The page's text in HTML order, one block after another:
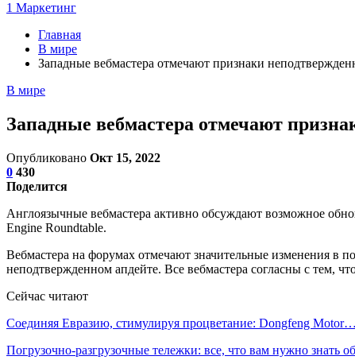
1 Маркетинг
Главная
В мире
Западные вебмастера отмечают признаки
В мире
Западные вебмастера отмечают
Опубликовано Окт 15, 2022
0 430
Поделится
Англоязычные вебмастера активно обсуждают возможное
Engine Roundtable.
Вебмастера на форумах отмечают значительные изменения в
неподтвержденном апдейте. Все вебмастера согласны с тем,
Сейчас читают
Соединяя Евразию, стимулируя процветание: Dongfeng Motor…
Погрузочно-разгрузочные тележки: все, что вам нужно знать